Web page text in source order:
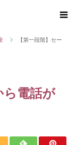
【第一段階】セー
ら電話が